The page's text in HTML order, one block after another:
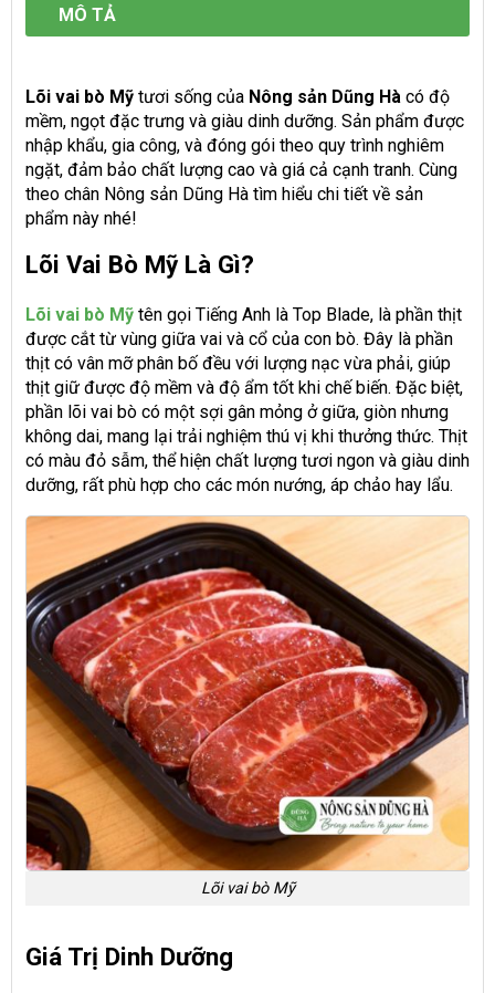
MÔ TẢ
Lõi vai bò Mỹ tươi sống của Nông sản Dũng Hà có độ
mềm, ngọt đặc trưng và giàu dinh dưỡng. Sản phẩm được
nhập khẩu, gia công, và đóng gói theo quy trình nghiêm
ngặt, đảm bảo chất lượng cao và giá cả cạnh tranh. Cùng
theo chân Nông sản Dũng Hà tìm hiểu chi tiết về sản
phẩm này nhé!
Lõi Vai Bò Mỹ Là Gì?
Lõi vai bò Mỹ tên gọi Tiếng Anh là Top Blade, là phần thịt
được cắt từ vùng giữa vai và cổ của con bò. Đây là phần
thịt có vân mỡ phân bố đều với lượng nạc vừa phải, giúp
thịt giữ được độ mềm và độ ẩm tốt khi chế biến. Đặc biệt,
phần lõi vai bò có một sợi gân mỏng ở giữa, giòn nhưng
không dai, mang lại trải nghiệm thú vị khi thưởng thức. Thịt
có màu đỏ sẫm, thể hiện chất lượng tươi ngon và giàu dinh
dưỡng, rất phù hợp cho các món nướng, áp chảo hay lẩu.
Lõi vai bò Mỹ
Giá Trị Dinh Dưỡng